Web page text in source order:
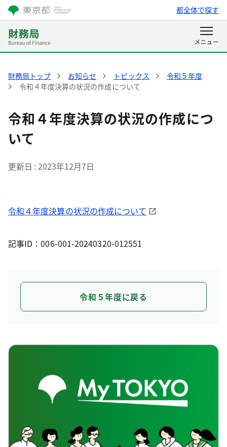
都全体で探す
財務局トップ お知らせ トピックス
令和５年度
令和４年度決算の状況の作成について
令和４年度決算の状況の作成につ
いて
更新日 2023年12月7日
令和４年度決算の状況の作成について
記事ID：006-001-20240320-012551
令和５年度に戻る